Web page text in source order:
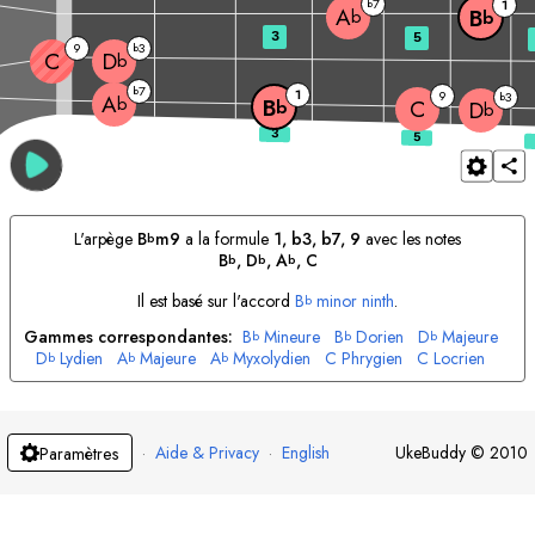
Ab
b7
Bb 1 C 9 Db
b3
C 9 Db
b3
Ab Bb 1
3 5
L'arpège Bbm9 a la formule 1, b3, b7, 9 avec les notes
Bb, Db, Ab, C
Il est basé sur l'accord Bb minor ninth.
Gammes correspondantes: Bb Mineure Bb Dorien Db Majeure
Db Lydien Ab Majeure Ab Myxolydien C Phrygien C Locrien
Paramètres · Aide & Privacy · English UkeBuddy © 2010